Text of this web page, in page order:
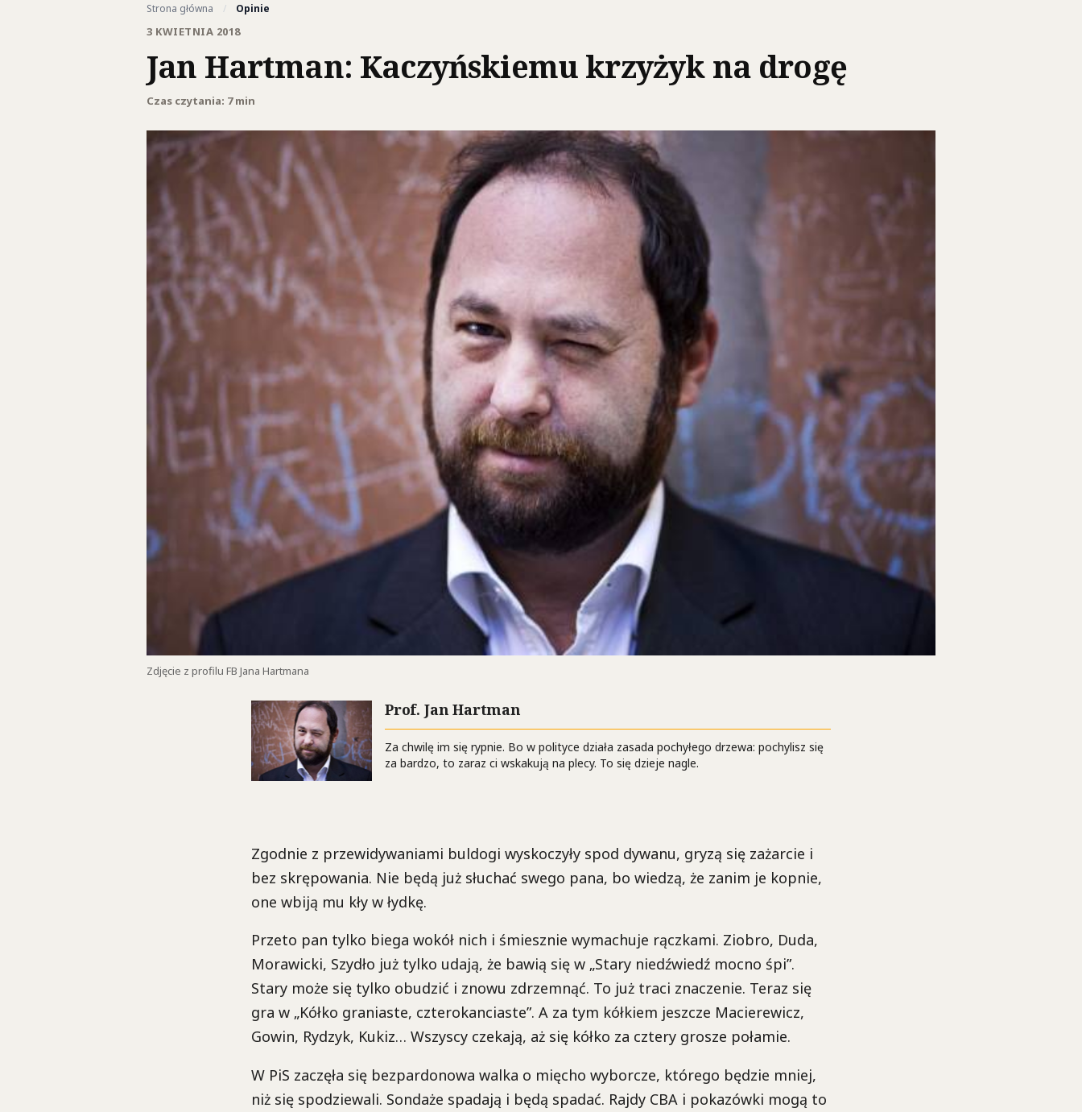
Strona główna / Opinie
3 KWIETNIA 2018
Jan Hartman: Kaczyńskiemu krzyżyk na drogę
Czas czytania: 7 min
Zdjęcie z profilu FB Jana Hartmana
Prof. Jan Hartman
Za chwilę im się rypnie. Bo w polityce działa zasada pochyłego drzewa: pochylisz się
za bardzo, to zaraz ci wskakują na plecy. To się dzieje nagle.
Zgodnie z przewidywaniami buldogi wyskoczyły spod dywanu, gryzą się zażarcie i
bez skrępowania. Nie będą już słuchać swego pana, bo wiedzą, że zanim je kopnie,
one wbiją mu kły w łydkę.
Przeto pan tylko biega wokół nich i śmiesznie wymachuje rączkami. Ziobro, Duda,
Morawicki, Szydło już tylko udają, że bawią się w „Stary niedźwiedź mocno śpi”.
Stary może się tylko obudzić i znowu zdrzemnąć. To już traci znaczenie. Teraz się
gra w „Kółko graniaste, czterokanciaste”. A za tym kółkiem jeszcze Macierewicz,
Gowin, Rydzyk, Kukiz… Wszyscy czekają, aż się kółko za cztery grosze połamie.
W PiS zaczęła się bezpardonowa walka o mięcho wyborcze, którego będzie mniej,
niż się spodziewali. Sondaże spadają i będą spadać. Rajdy CBA i pokazówki mogą to